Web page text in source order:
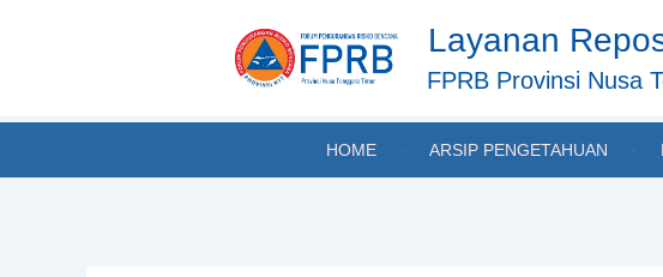
Layanan
FPRB Provinsi Nusa
HOME ARSIP PENGETAHUAN
navigation